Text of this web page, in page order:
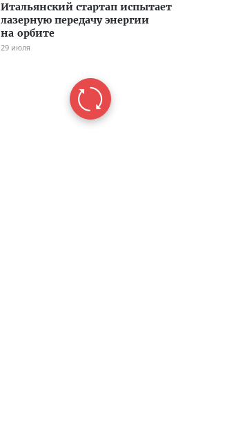
Итальянский стартап испытает
лазерную передачу энергии
на орбите
29 июля